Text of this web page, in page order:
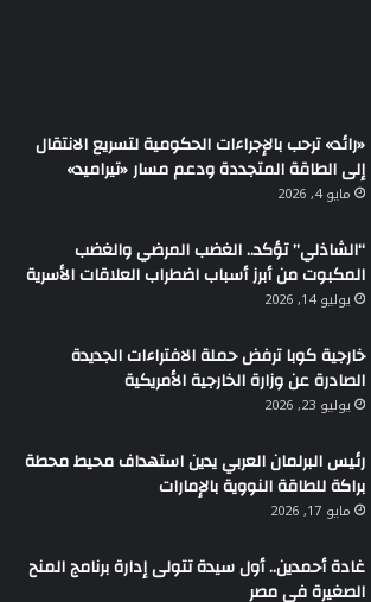
«رائد» ترحب بالإجراءات الحكومية لتسريع الانتقال
إلى الطاقة المتجددة ودعم مسار «تيراميد»
مايو 4, 2026
“الشاذلي” تؤكد.. الغضب المرضي والغضب
المكبوت من أبرز أسباب اضطراب العلاقات الأسرية
يوليو 14, 2026
خارجية كوبا ترفض حملة الافتراءات الجديدة
الصادرة عن وزارة الخارجية الأمريكية
يوليو 23, 2026
رئيس البرلمان العربي يدين استهداف محيط محطة
براكة للطاقة النووية بالإمارات
مايو 17, 2026
غادة أحمدين.. أول سيدة تتولى إدارة برنامج المنح
الصغيرة في مصر